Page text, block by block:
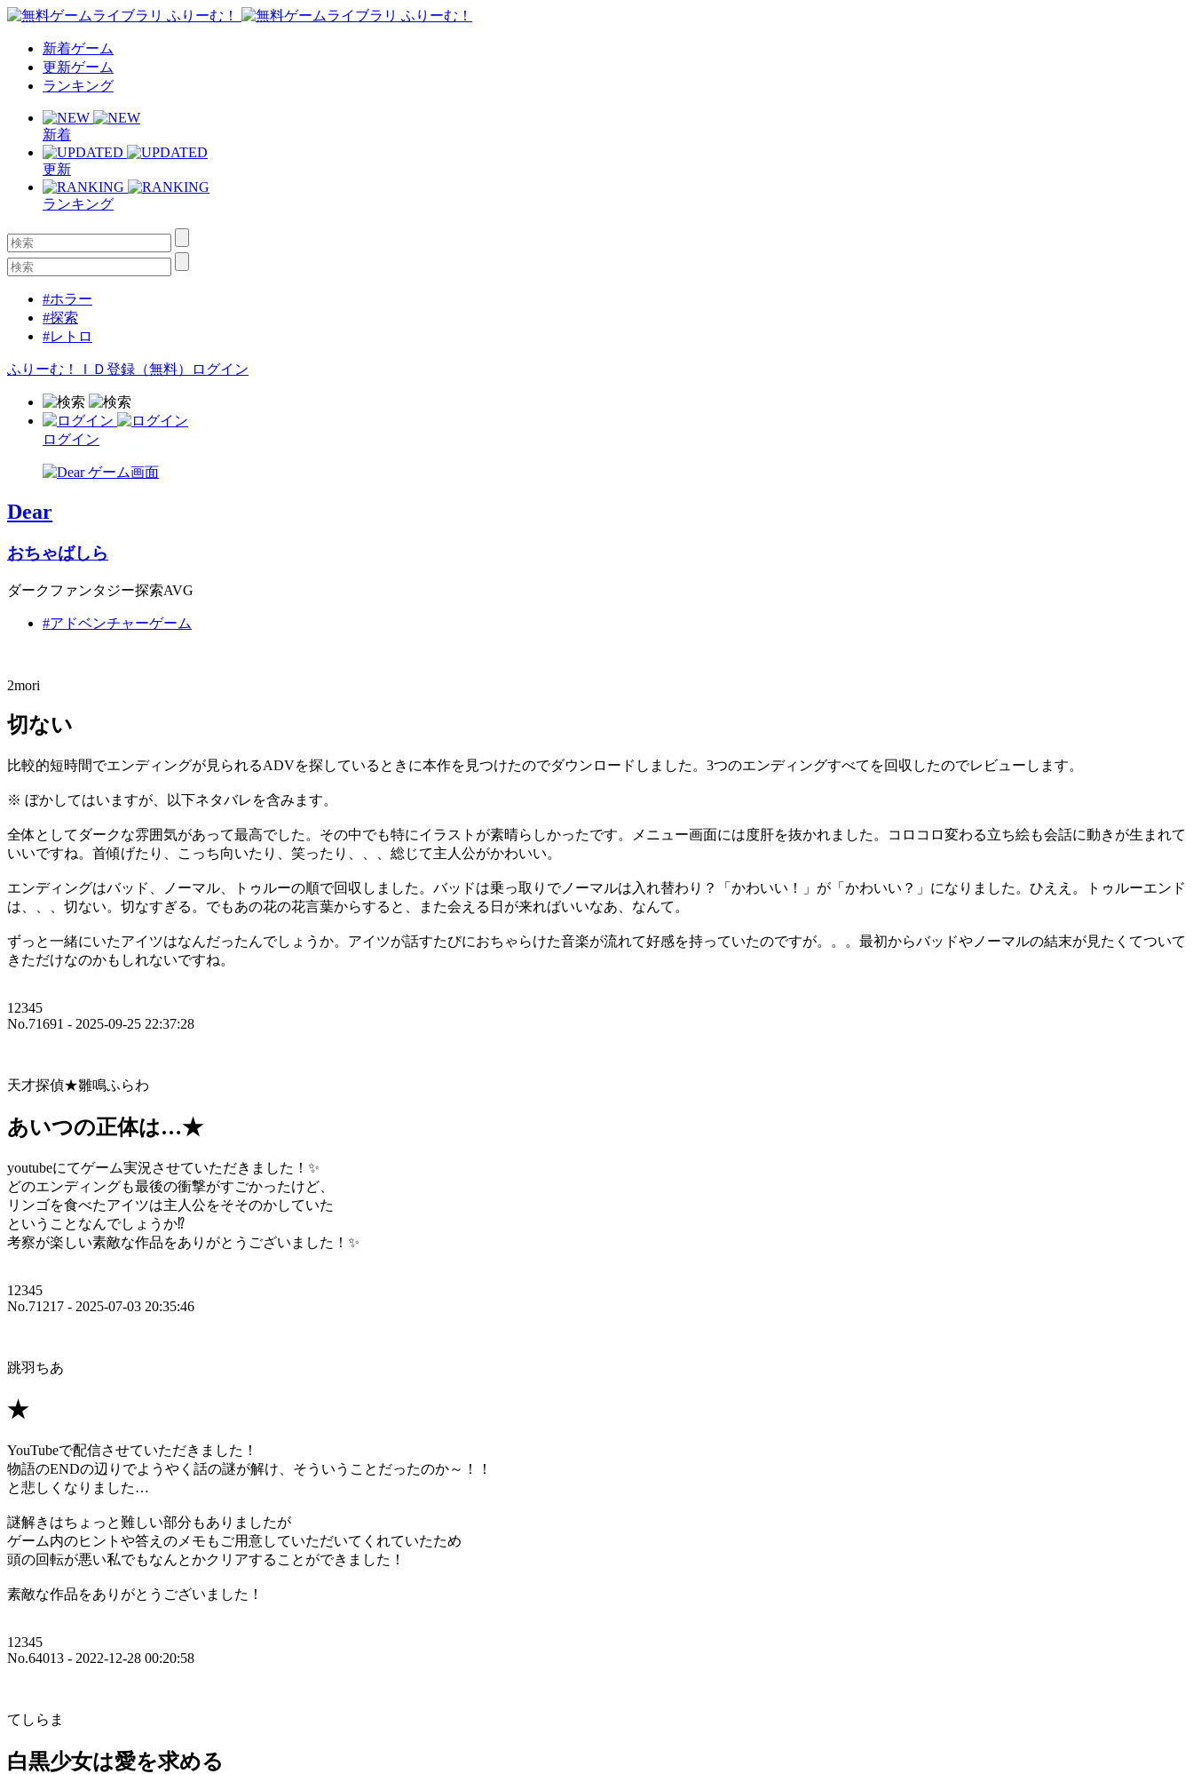
新着ゲーム
更新ゲーム
ランキング
新着
更新
ランキング
#ホラー
#探索
#レトロ
ふりーむ！ＩＤ登録（無料） ログイン
ログイン
Dear
おちゃばしら
ダークファンタジー探索AVG
#アドベンチャーゲーム
2mori
切ない
比較的短時間でエンディングが見られるADVを探しているときに本作を見つけたのでダウンロードしました。3つのエンディングすべてを回収したのでレビューします。
※ ぼかしてはいますが、以下ネタバレを含みます。
全体としてダークな雰囲気があって最高でした。その中でも特にイラストが素晴らしかったです。メニュー画面には度肝を抜かれました。コロコロ変わる立ち絵も会話に動きが生まれて
いいですね。首傾げたり、こっち向いたり、笑ったり、、、総じて主人公がかわいい。
エンディングはバッド、ノーマル、トゥルーの順で回収しました。バッドは乗っ取りでノーマルは入れ替わり？「かわいい！」が「かわいい？」になりました。ひええ。トゥルーエンド
は、、、切ない。切なすぎる。でもあの花の花言葉からすると、また会える日が来ればいいなあ、なんて。
ずっと一緒にいたアイツはなんだったんでしょうか。アイツが話すたびにおちゃらけた音楽が流れて好感を持っていたのですが。。。最初からバッドやノーマルの結末が見たくてついて
きただけなのかもしれないですね。
12345
No.71691 - 2025-09-25 22:37:28
天才探偵★雛鳴ふらわ
あいつの正体は…★
youtubeにてゲーム実況させていただきました！✨
どのエンディングも最後の衝撃がすごかったけど、
リンゴを食べたアイツは主人公をそそのかしていた
ということなんでしょうか⁉
考察が楽しい素敵な作品をありがとうございました！✨
12345
No.71217 - 2025-07-03 20:35:46
跳羽ちあ
★
YouTubeで配信させていただきました！
物語のENDの辺りでようやく話の謎が解け、そういうことだったのか～！！
と悲しくなりました…
謎解きはちょっと難しい部分もありましたが
ゲーム内のヒントや答えのメモもご用意していただいてくれていたため
頭の回転が悪い私でもなんとかクリアすることができました！
素敵な作品をありがとうございました！
12345
No.64013 - 2022-12-28 00:20:58
てしらま
白黒少女は愛を求める